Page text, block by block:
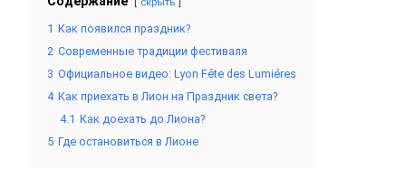
1 Как появился праздник?
2 Современные традиции фестиваля
3 Официальное видео: Lyon Fête des Lumiéres
4 Как приехать в Лион на Праздник света?
4.1 Как доехать до Лиона?
5 Где остановиться в Лионе